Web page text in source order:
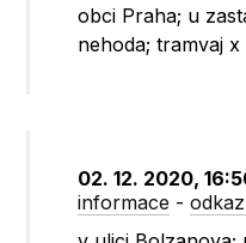
obci Praha; u
nehoda; tramvaj
02. 12. 2020,
informace -